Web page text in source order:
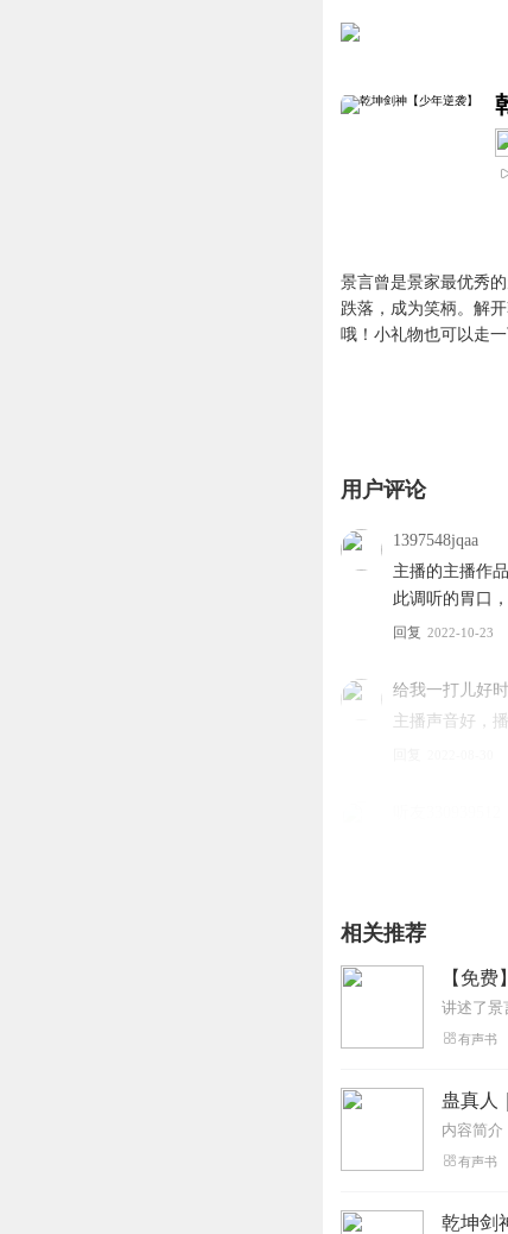
景言曾是景家最优秀
跌落，成为笑柄。解
哦！小礼物也可以走一
用户评论
1397548jqaa
主播的主播作
此调听的胃口
回复 2022-10-23
给我一打儿好
主播声音好，
这部乾坤战神
666峰哥
快更新呀，都
2022-07-29
主播的声音好
2022-05-23
为啥不更新了
相关推荐
【免
有声书
蛊真人
有声书
乾坤剑